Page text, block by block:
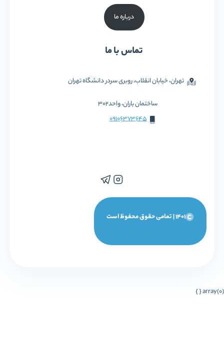
درباره ما
تماس با ما
تهران، خیابان انقلاب، روبری سردر دانشگاه تهران
ساختمان باران، واحد302
09106373645
1401 | تمامی حقوق محفوظ است
array(0) { }